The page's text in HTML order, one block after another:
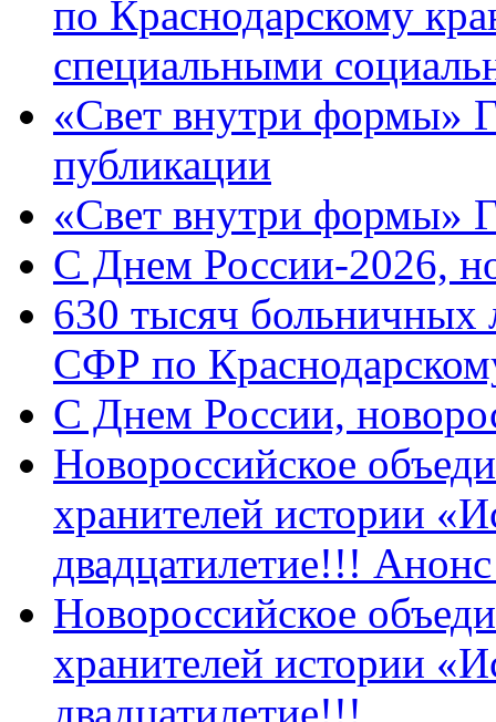
по Краснодарскому
специальными
«Свет внутри формы»
публикации
«Свет внутри формы»
C Днем России-2026,
630 тысяч больничных
СФР по
C Днем России,
Новороссийское
хранителей истории
двадцатилетие!!!
Новороссийское
хранителей истории
двадцатилетие!!!